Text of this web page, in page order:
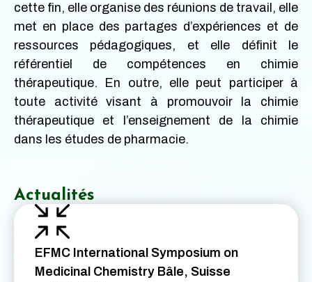
cette fin, elle organise des réunions de travail, elle
met en place des partages d’expériences et de
ressources pédagogiques, et elle définit le
référentiel de compétences en chimie
thérapeutique. En outre, elle peut participer à
toute activité visant à promouvoir la chimie
thérapeutique et l’enseignement de la chimie
dans les études de pharmacie.
Actualités
EFMC International Symposium on
Medicinal Chemistry Bâle, Suisse